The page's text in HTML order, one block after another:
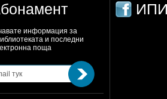
информация за
и последни
поща
ИПИ